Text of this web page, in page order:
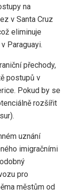
na
v Santa Cruz
eliminuje
Paraguayi.
přechody,
postupů v
Pokud by se
rozšířit
uznání
imigračními
pro
městům od